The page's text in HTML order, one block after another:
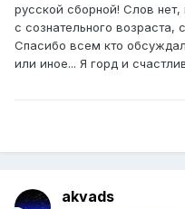
русской сборной! Слов
с сознательного
Спасибо всем кто
или иное... Я горд и
akvads